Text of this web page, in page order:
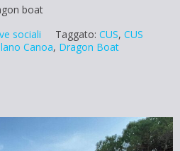
boat
sociali Taggato: CUS, CUS
Canoa, Dragon Boat